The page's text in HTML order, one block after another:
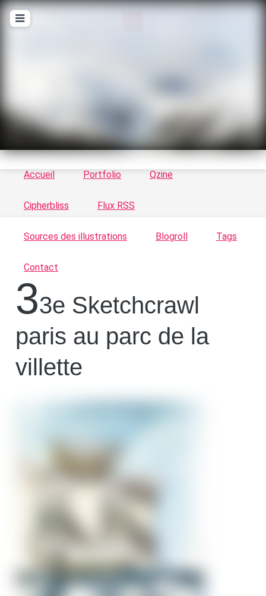
Le vortex à chats - Illustrations, trucs en tout
genre par Tykayn
Accueil Portfolio Qzine
Cipherbliss Flux RSS
Sources des illustrations Blogroll Tags
Contact
33e Sketchcrawl
paris au parc de la
villette